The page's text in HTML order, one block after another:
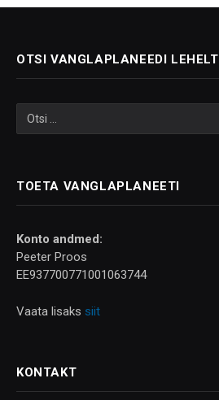
OTSI VANGLAPLANEEDI LEHELT
TOETA VANGLAPLANEETI
Konto andmed:
Peeter Proos
EE937700771001063744
Vaata lisaks siit
KONTAKT